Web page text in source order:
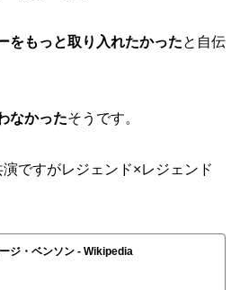
をもっと取り入れたかったと自伝
なかったそうです。
ですがレジェンド×レジェンド
ジ・ベンソン - Wikipedia